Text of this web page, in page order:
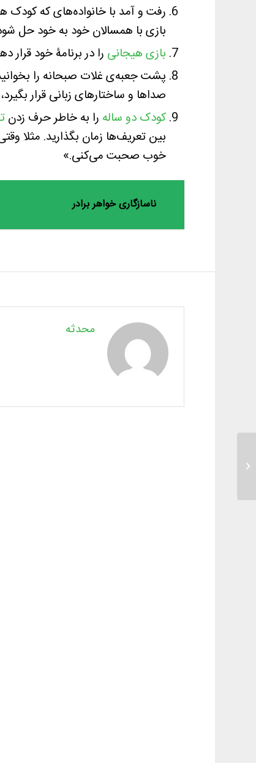
رفت و آمد با ‌خانواده‌های که کودک
بازی با همسالان خود به خود حل
بازی هیجانی را در برنامۀ خود قرار
پشت جعبه‌ی غلات صبحانه را
صداها و ساختارهای زبانی قرار
کودک دو ساله را به خاطر حرف زدن
بین تعریف‌ها زمان بگذارید. مثلا
خوب صحبت می‌کنی.»
ناسازگاری خواهر برادر
محدثه
لجبازی و بهانه‌ گیری